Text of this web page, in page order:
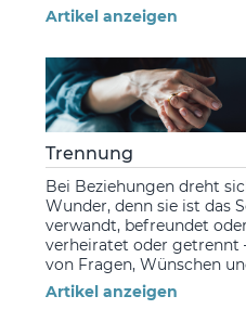
Artikel anzeigen
Trennung
Bei Beziehungen dreht
Wunder, denn sie ist das
verwandt, befreundet
verheiratet oder getrennt
von Fragen, Wünschen
Artikel anzeigen